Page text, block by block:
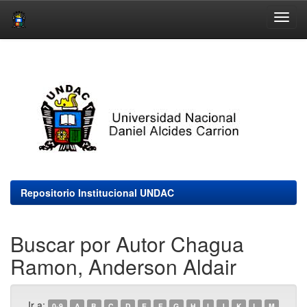
Repositorio Institucional UNDAC
Buscar por Autor Chagua
Ramon, Anderson Aldair